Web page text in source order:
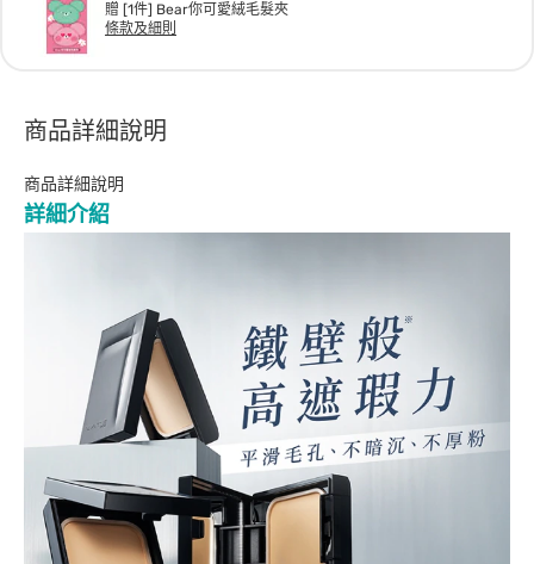
贈 [1件] Bear你可愛絨毛髮夾
條款及細則
商品詳細說明
商品詳細說明
詳細介紹